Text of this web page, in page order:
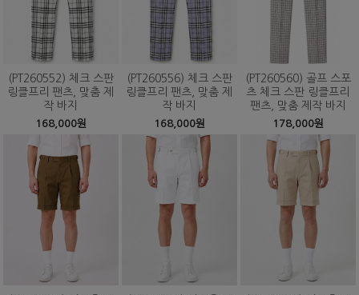
(PT260552) 체크 스판
링클프리 팬츠, 맞춤 제
작 바지
168,000원
(PT260556) 체크 스판
링클프리 팬츠, 맞춤 제
작 바지
168,000원
(PT260560) 골프 스포
츠 체크 스판 링클프리
팬츠, 맞춤 제작 바지
178,000원